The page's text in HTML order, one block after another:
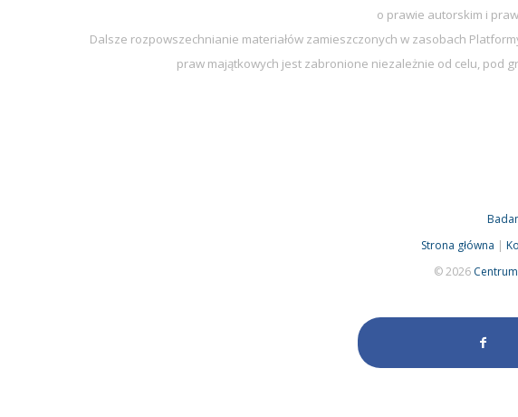
o prawie autorskim i
Dalsze rozpowszechnianie materiałów zamieszczonych w zasobach
praw majątkowych jest zabronione niezależnie od celu, pod
Strona główna |
© 2026